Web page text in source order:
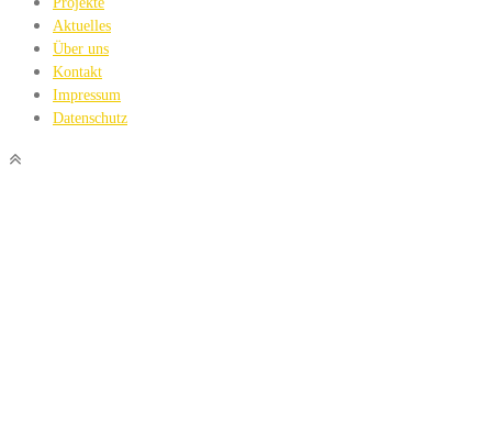
Aktuelles
Über uns
Kontakt
Impressum
Datenschutz